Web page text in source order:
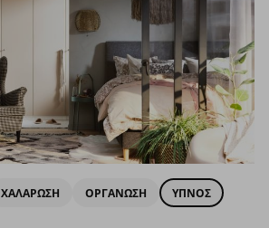
ΧΑΛΑΡΩΣΗ ΟΡΓΑΝΩΣΗ ΥΠΝΟΣ